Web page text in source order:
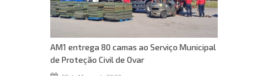
AM1 entrega 80 camas ao Serviço Municipal
de Proteção Civil de Ovar